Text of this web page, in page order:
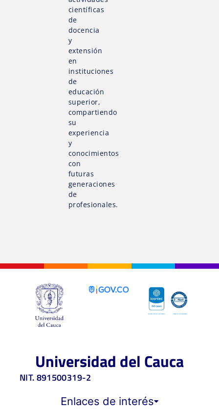
científicas
de
docencia
y
extensión
en
instituciones
de
educación
superior,
compartiendo
su
experiencia
y
conocimientos
con
futuras
generaciones
de
profesionales.
Universidad del Cauca
NIT. 891500319-2
Enlaces de interés